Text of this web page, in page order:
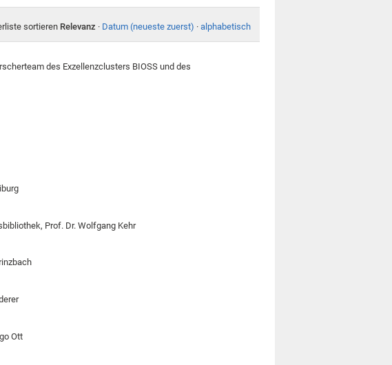
sortieren Relevanz · Datum (neueste zuerst) · alphabetisch
des Exzellenzclusters BIOSS und des
Prof. Dr. Wolfgang Kehr
Ott